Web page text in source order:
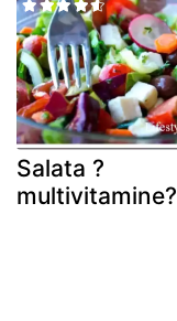
Salata ?
multivitamine?